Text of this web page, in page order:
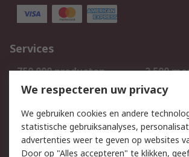
Services
750.000 producten
2.500
Bestellen
Track & Trace
Wettelijk
We respecteren uw privacy
We gebruiken cookies en andere
statistische gebruiksanalyses,
advertenties weer te geven op websites
Door op "Alles accepteren" te klikken,